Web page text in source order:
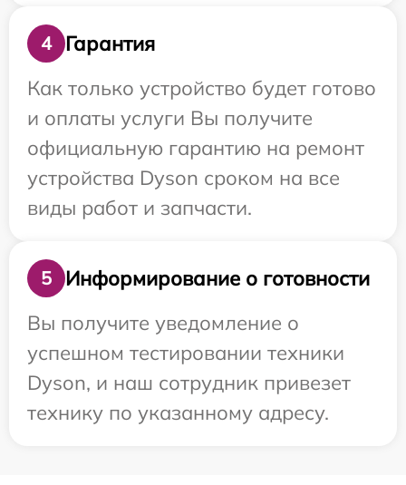
4
Гарантия
Как только устройство будет готово
и оплаты услуги Вы получите
официальную гарантию на ремонт
устройства Dyson сроком на все
виды работ и запчасти.
5
Информирование о готовности
Вы получите уведомление о
успешном тестировании техники
Dyson, и наш сотрудник привезет
технику по указанному адресу.